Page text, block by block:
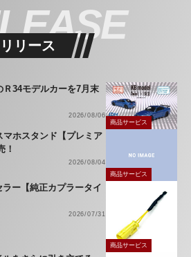
リリース
34モデルカーを7月末
2026/08/06
商品サービス
ホスタンド【プレミア
！
2026/08/04
商品サービス
ー【純正カプラータイ
2026/07/31
商品サービス